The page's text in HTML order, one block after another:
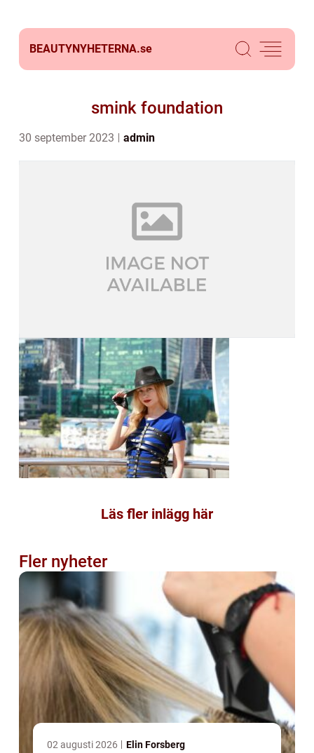
BEAUTYNYHETERNA.se
smink foundation
30 september 2023 admin
Läs fler inlägg här
Fler nyheter
02 augusti 2026 Elin Forsberg